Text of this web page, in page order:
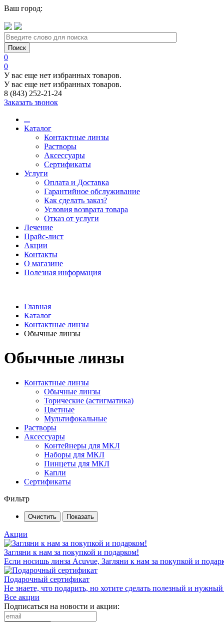
Ваш город:
0
0
У вас еще нет избранных товаров.
У вас еще нет избранных товаров.
8 (843) 252-21-24
Заказать звонок
...
Каталог
Контактные линзы
Растворы
Аксессуары
Сертификаты
Услуги
Оплата и Доставка
Гарантийное обслуживание
Как сделать заказ?
Условия возврата товара
Отказ от услуги
Лечение
Прайс-лист
Акции
Контакты
О магазине
Полезная информация
Главная
Каталог
Контактные линзы
Обычные линзы
Обычные линзы
Контактные линзы
Обычные линзы
Торические (астигматика)
Цветные
Мультифокальные
Растворы
Аксессуары
Контейнеры для МКЛ
Наборы для МКЛ
Пинцеты для МКЛ
Капли
Сертификаты
Фильтр
Акции
Загляни к нам за покупкой и подарком!
Если носишь линза Acuvue, Загляни к нам за покупкой и
Подарочный сертификат
Не знаете, что подарить, но хотите сделать полезный и
Все акции
Подписаться на новости и акции: